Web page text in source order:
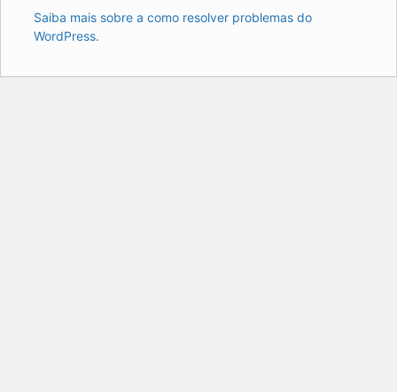
Saiba mais sobre a como resolver problemas do
WordPress.